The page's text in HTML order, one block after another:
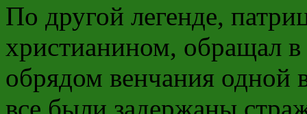
По другой легенде,
христианином, обращал
обрядом венчания одной
все были задержаны